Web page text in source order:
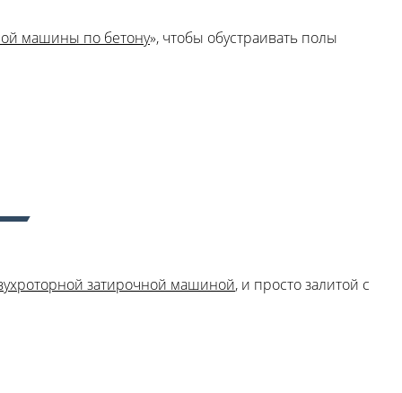
машины по бетону», чтобы обустраивать полы
затирочной машиной, и просто залитой с